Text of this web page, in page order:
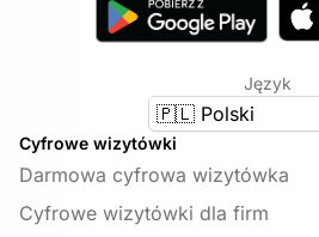
Język
🇵🇱 Polski
Cyfrowe wizytówki
Darmowa cyfrowa wizytówka
Cyfrowe wizytówki dla firm